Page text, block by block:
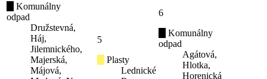
Komunálny
odpad
Družstevná,
Háj,
Jilemnického,
Majerská,
Májová,
5
Plasty
Lednické
6
Komunálny
odpad
Agátová,
Hlotka,
Horenická